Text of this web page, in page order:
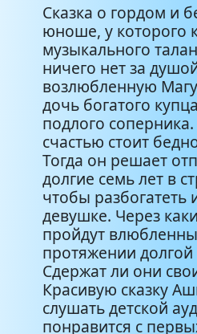
Сказка о гордом и
юноше, у которого
музыкального
ничего нет за
возлюбленную
дочь богатого
подлого
счастью стоит
Тогда он решает
долгие семь лет в
чтобы разбогатеть
девушке. Через
пройдут
протяжении долгой
Сдержат ли они
Красивую сказку
слушать детской
понравится с